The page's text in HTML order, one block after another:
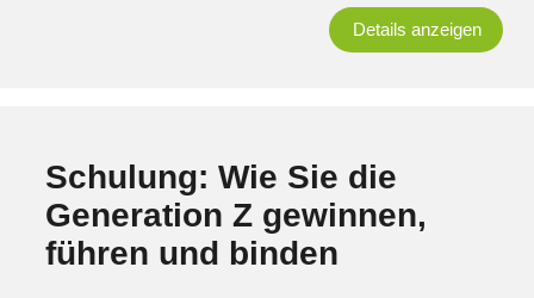
Details anzeigen
Schulung: Wie Sie die
Generation Z gewinnen,
führen und binden